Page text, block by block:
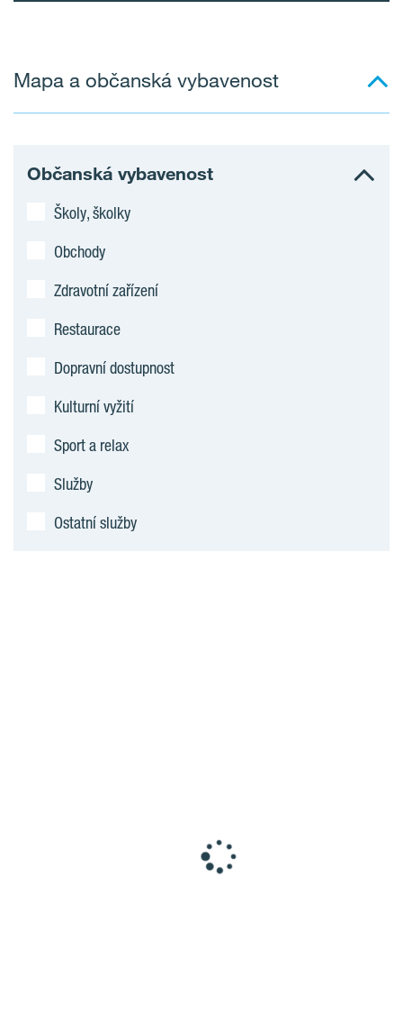
Mapa a občanská vybavenost
Občanská vybavenost
Školy, školky
Obchody
Zdravotní zařízení
Restaurace
Dopravní dostupnost
Kulturní vyžití
Sport a relax
Služby
Ostatní služby